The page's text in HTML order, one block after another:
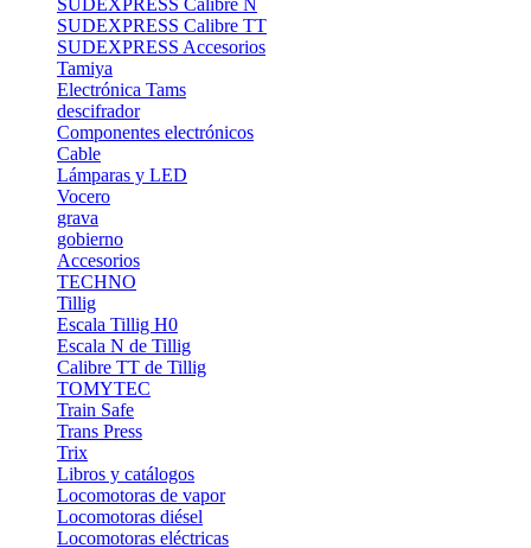
SUDEXPRESS Calibre N
SUDEXPRESS Calibre TT
SUDEXPRESS Accesorios
Tamiya
Electrónica Tams
descifrador
Componentes electrónicos
Cable
Lámparas y LED
Vocero
grava
gobierno
Accesorios
TECHNO
Tillig
Escala Tillig H0
Escala N de Tillig
Calibre TT de Tillig
TOMYTEC
Train Safe
Trans Press
Trix
Libros y catálogos
Locomotoras de vapor
Locomotoras diésel
Locomotoras eléctricas